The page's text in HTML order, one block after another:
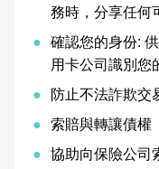
務時，分享任何
確認您的身份:
用卡公司識別您
防止不法詐欺交
索賠與轉讓債權
協助向保險公司